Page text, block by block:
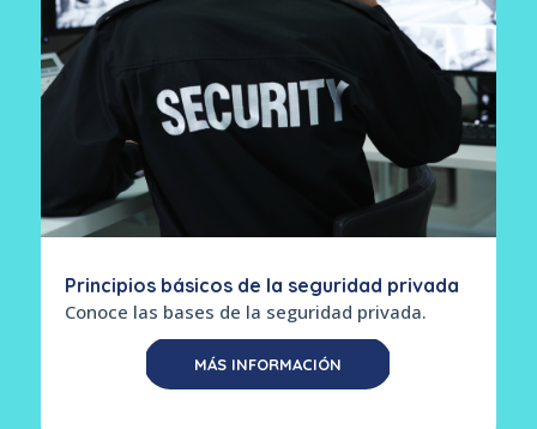
Principios básicos de la seguridad privada
Conoce las bases de la seguridad privada.
MÁS INFORMACIÓN